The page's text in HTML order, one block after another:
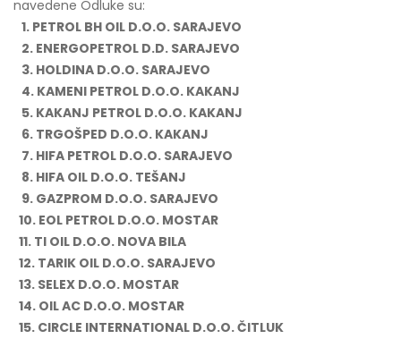
navedene Odluke su:
1. PETROL BH OIL D.O.O. SARAJEVO
2. ENERGOPETROL D.D. SARAJEVO
3. HOLDINA D.O.O. SARAJEVO
4. KAMENI PETROL D.O.O. KAKANJ
5. KAKANJ PETROL D.O.O. KAKANJ
6. TRGOŠPED D.O.O. KAKANJ
7. HIFA PETROL D.O.O. SARAJEVO
8. HIFA OIL D.O.O. TEŠANJ
9. GAZPROM D.O.O. SARAJEVO
10. EOL PETROL D.O.O. MOSTAR
11. TI OIL D.O.O. NOVA BILA
12. TARIK OIL D.O.O. SARAJEVO
13. SELEX D.O.O. MOSTAR
14. OIL AC D.O.O. MOSTAR
15. CIRCLE INTERNATIONAL D.O.O. ČITLUK